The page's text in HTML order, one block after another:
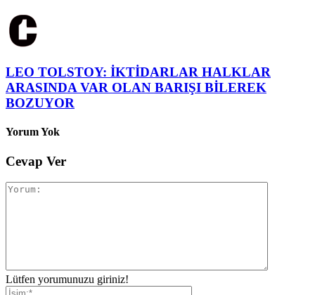
LEO TOLSTOY: İKTİDARLAR HALKLAR
ARASINDA VAR OLAN BARIŞI BİLEREK
BOZUYOR
Yorum Yok
Cevap Ver
Lütfen yorumunuzu giriniz!